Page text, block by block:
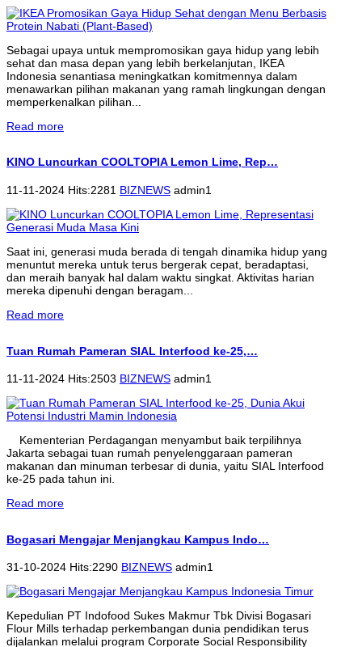
Sebagai upaya untuk mempromosikan gaya hidup yang lebih
sehat dan masa depan yang lebih berkelanjutan, IKEA
Indonesia senantiasa meningkatkan komitmennya dalam
menawarkan pilihan makanan yang ramah lingkungan dengan
memperkenalkan pilihan...
Read more
KINO Luncurkan COOLTOPIA Lemon Lime, Rep…
11-11-2024 Hits:2281 BIZNEWS admin1
Saat ini, generasi muda berada di tengah dinamika hidup yang
menuntut mereka untuk terus bergerak cepat, beradaptasi,
dan meraih banyak hal dalam waktu singkat. Aktivitas harian
mereka dipenuhi dengan beragam...
Read more
Tuan Rumah Pameran SIAL Interfood ke-25,…
11-11-2024 Hits:2503 BIZNEWS admin1
Kementerian Perdagangan menyambut baik terpilihnya
Jakarta sebagai tuan rumah penyelenggaraan pameran
makanan dan minuman terbesar di dunia, yaitu SIAL Interfood
ke-25 pada tahun ini.
Read more
Bogasari Mengajar Menjangkau Kampus Indo…
31-10-2024 Hits:2290 BIZNEWS admin1
Kepedulian PT Indofood Sukes Makmur Tbk Divisi Bogasari
Flour Mills terhadap perkembangan dunia pendidikan terus
dijalankan melalui program Corporate Social Responsibility